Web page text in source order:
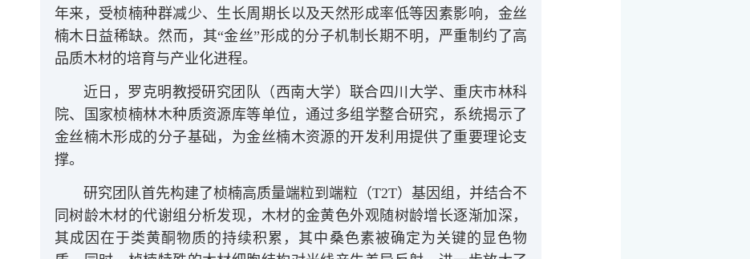
年来，受桢楠种群减少、生长周期长以及天然形成率低等因素影响，金丝
楠木日益稀缺。然而，其“金丝”形成的分子机制长期不明，严重制约了高
品质木材的培育与产业化进程。
近日，罗克明教授研究团队（西南大学）联合四川大学、重庆市林科
院、国家桢楠林木种质资源库等单位，通过多组学整合研究，系统揭示了
金丝楠木形成的分子基础，为金丝楠木资源的开发利用提供了重要理论支
撑。
研究团队首先构建了桢楠高质量端粒到端粒（T2T）基因组，并结合不
同树龄木材的代谢组分析发现，木材的金黄色外观随树龄增长逐渐加深，
其成因在于类黄酮物质的持续积累，其中桑色素被确定为关键的显色物